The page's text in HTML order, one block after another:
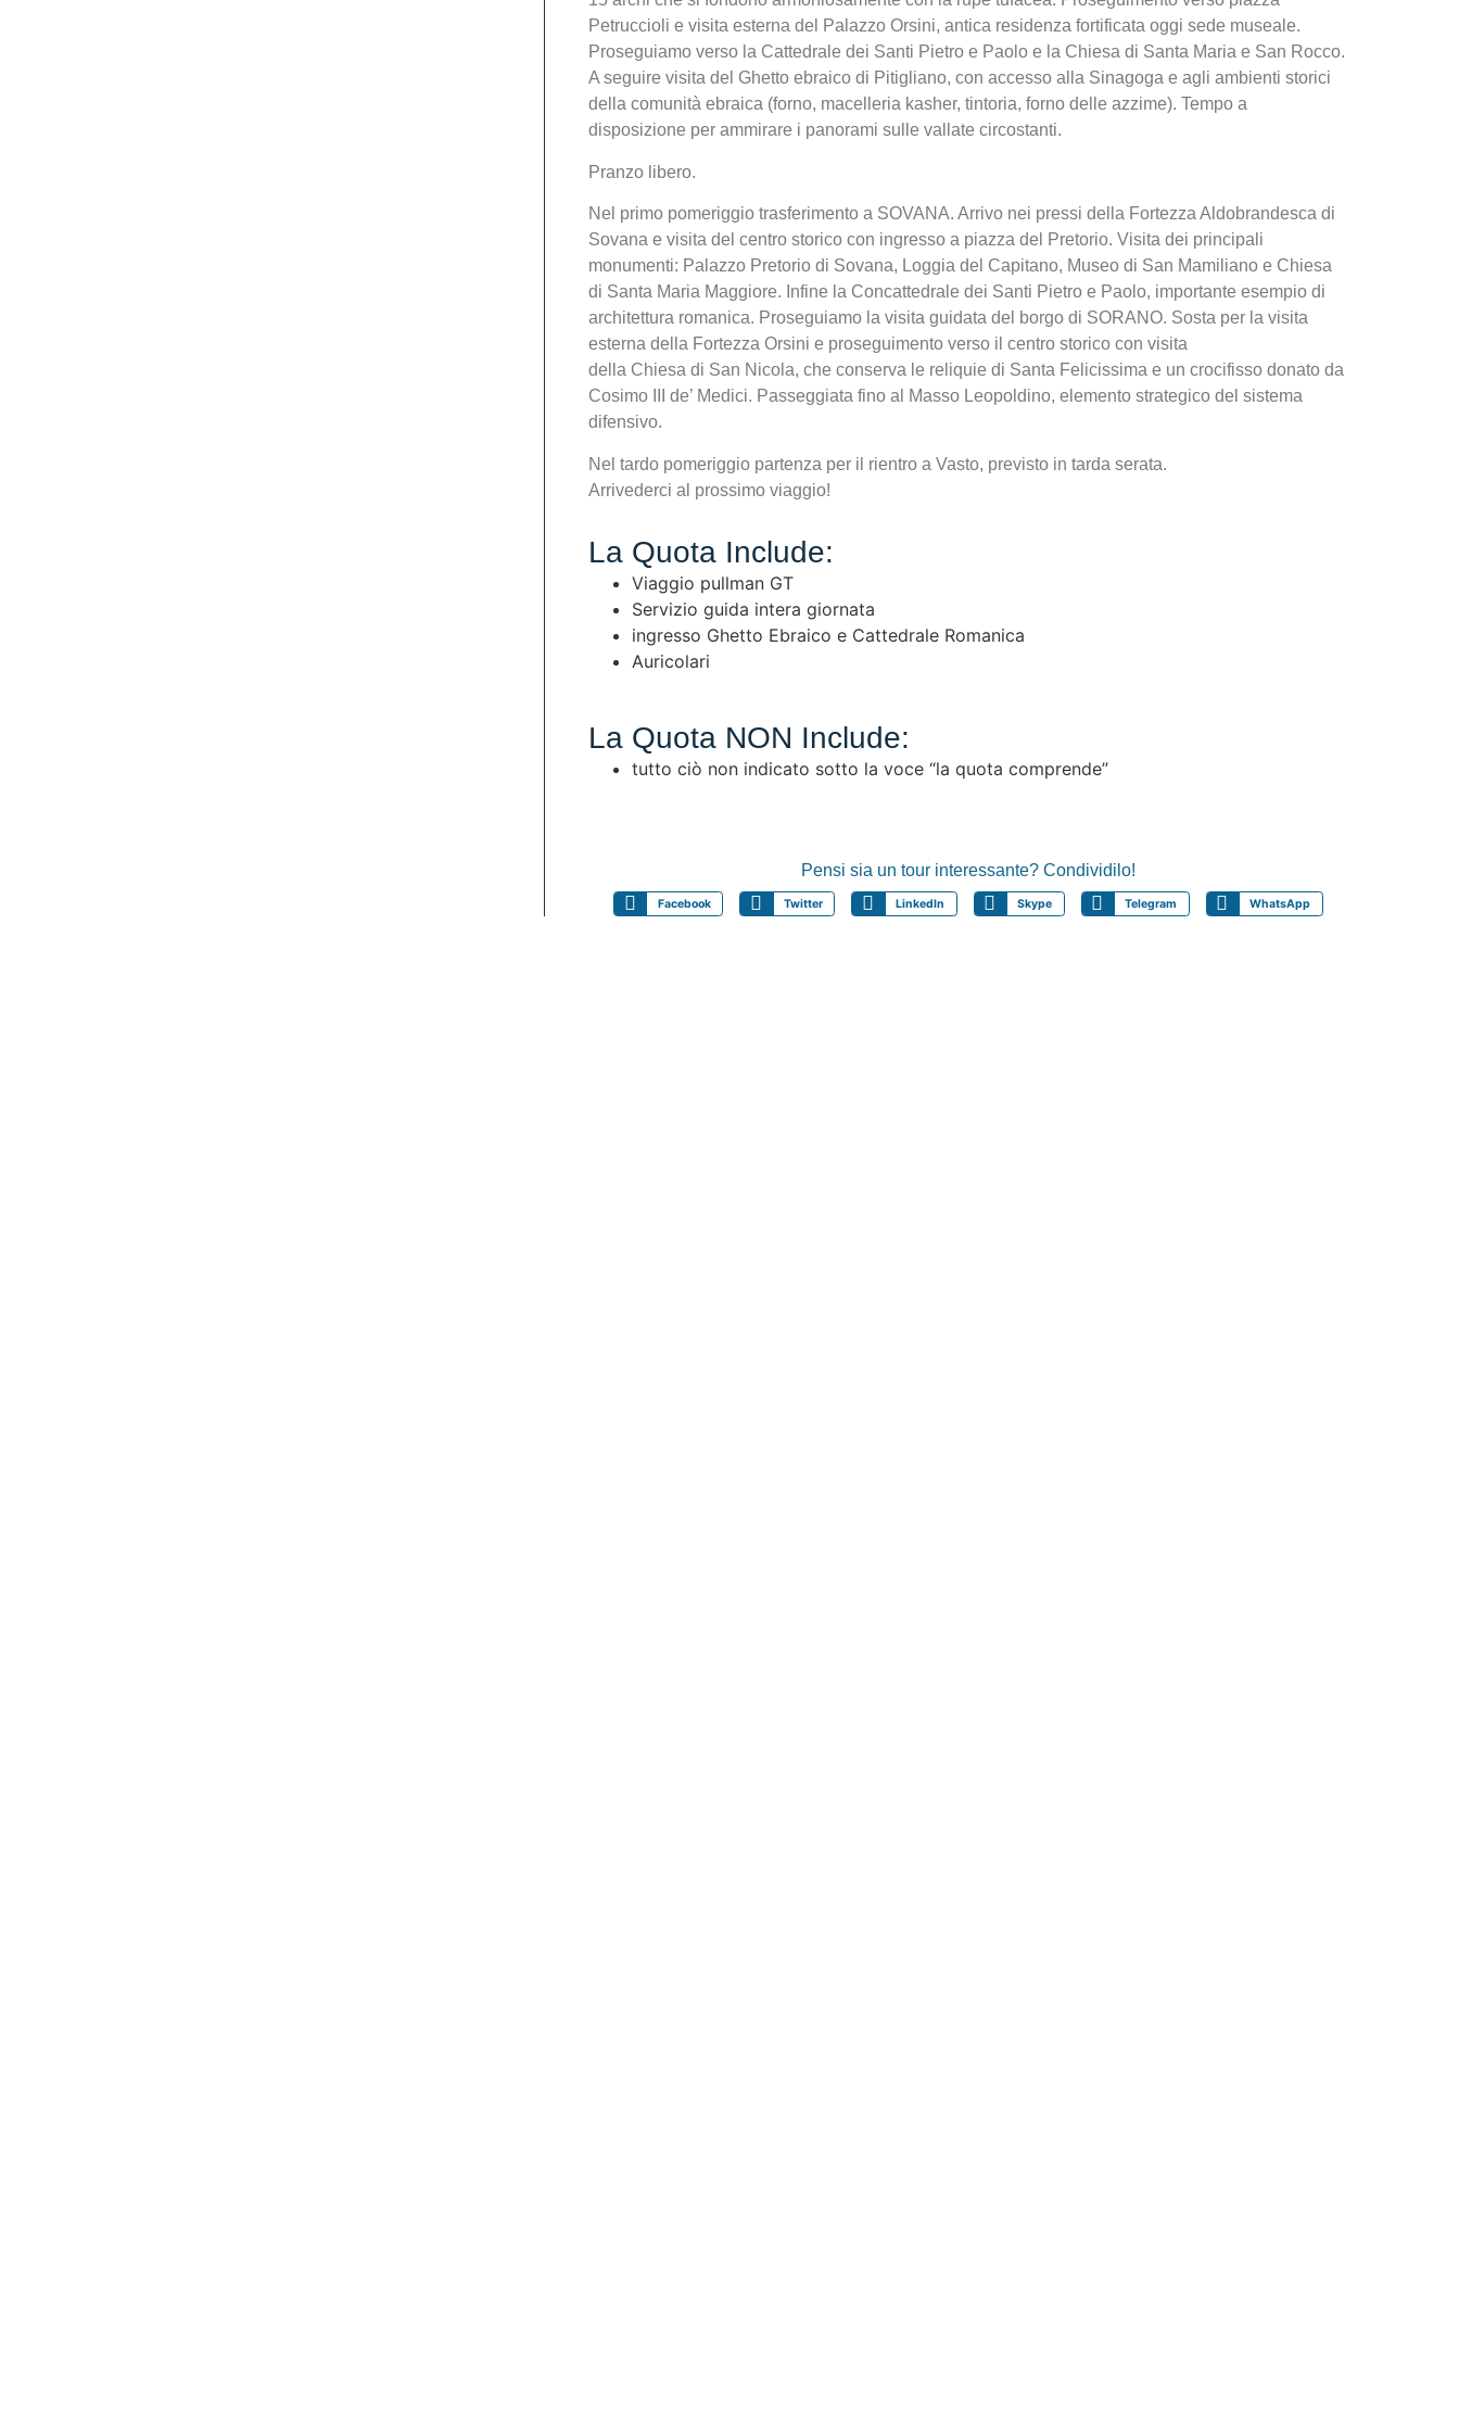
Petruccioli e visita esterna del Palazzo Orsini, antica residenza fortificata oggi sede museale.
Proseguiamo verso la Cattedrale dei Santi Pietro e Paolo e la Chiesa di Santa Maria e San Rocco.
A seguire visita del Ghetto ebraico di Pitigliano, con accesso alla Sinagoga e agli ambienti storici
della comunità ebraica (forno, macelleria kasher, tintoria, forno delle azzime). Tempo a
disposizione per ammirare i panorami sulle vallate circostanti.
Pranzo libero.
Nel primo pomeriggio trasferimento a SOVANA. Arrivo nei pressi della Fortezza Aldobrandesca di
Sovana e visita del centro storico con ingresso a piazza del Pretorio. Visita dei principali
monumenti: Palazzo Pretorio di Sovana, Loggia del Capitano, Museo di San Mamiliano e Chiesa
di Santa Maria Maggiore. Infine la Concattedrale dei Santi Pietro e Paolo, importante esempio di
architettura romanica. Proseguiamo la visita guidata del borgo di SORANO. Sosta per la visita
esterna della Fortezza Orsini e proseguimento verso il centro storico con visita
della Chiesa di San Nicola, che conserva le reliquie di Santa Felicissima e un crocifisso donato da
Cosimo III de’ Medici. Passeggiata fino al Masso Leopoldino, elemento strategico del sistema
difensivo.
Nel tardo pomeriggio partenza per il rientro a Vasto, previsto in tarda serata.
Arrivederci al prossimo viaggio!
La Quota Include:
Viaggio pullman GT
Servizio guida intera giornata
ingresso Ghetto Ebraico e Cattedrale Romanica
Auricolari
La Quota NON Include:
tutto ciò non indicato sotto la voce “la quota comprende”
Pensi sia un tour interessante? Condividilo!
Facebook Twitter LinkedIn Skype Telegram WhatsApp